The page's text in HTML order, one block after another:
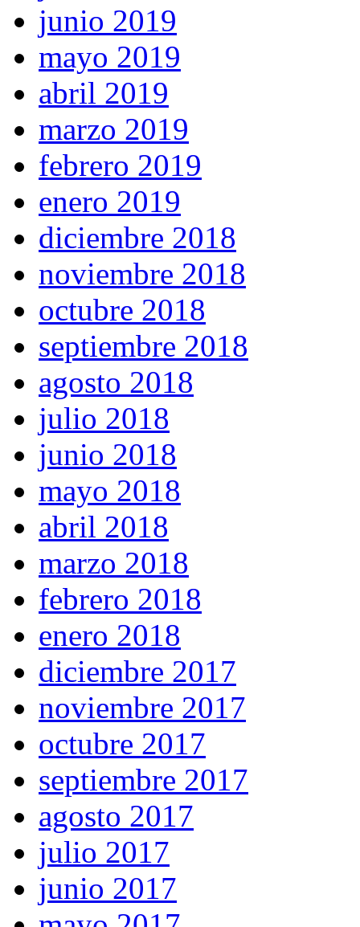
junio 2019
mayo 2019
abril 2019
marzo 2019
febrero 2019
enero 2019
diciembre 2018
noviembre 2018
octubre 2018
septiembre 2018
agosto 2018
julio 2018
junio 2018
mayo 2018
abril 2018
marzo 2018
febrero 2018
enero 2018
diciembre 2017
noviembre 2017
octubre 2017
septiembre 2017
agosto 2017
julio 2017
junio 2017